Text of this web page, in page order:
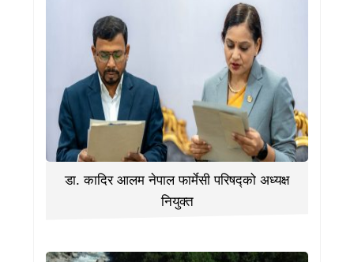
डा. कादिर आलम नेपाल फार्मेसी परिषद्को अध्यक्ष
नियुक्त